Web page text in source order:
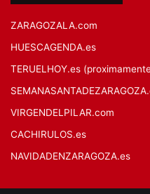
ZARAGOZALA.com
HUESCAGENDA.es
TERUELHOY.es
VIRGENDELPILAR.com
CACHIRULOS.es
NAVIDADENZARAGOZA.es